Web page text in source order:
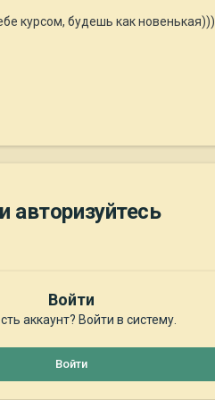
курсом, будешь как новенькая)))
авторизуйтесь
Войти
аккаунт? Войти в систему.
Войти